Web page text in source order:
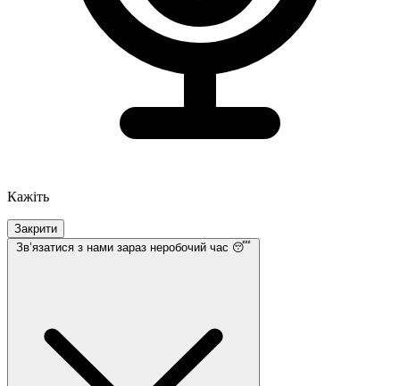
Кажіть
Закрити
Звʼязатися з нами зараз неробочий час 😴